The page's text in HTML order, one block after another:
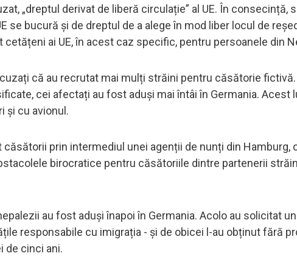
„dreptul derivat de liberă circulație” al UE. În consecință,
se bucură și de dreptul de a alege în mod liber locul de
ai UE, în acest caz specific, pentru persoanele din
că au recrutat mai mulți străini pentru căsătorie
cei afectați au fost aduși mai întâi în Germania. Acest
și cu avionul.
prin intermediul unei agenții de nunți din Hamburg,
birocratice pentru căsătoriile dintre partenerii
au fost aduși înapoi în Germania. Acolo au solicitat
responsabile cu imigrația - și de obicei l-au obținut fără
de cinci ani.